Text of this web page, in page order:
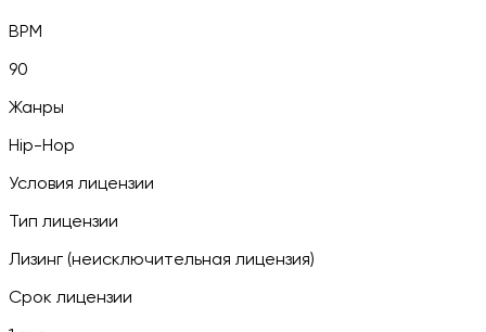
BPM
90
Жанры
Hip-Hop
Условия лицензии
Тип лицензии
Лизинг (неисключительная лицензия)
Срок лицензии